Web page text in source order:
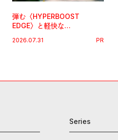
弾む〈HYPERBOOST
EDGE〉と軽快な
に寄り添うアディダスが打ち
2026.07.31 PR
Series